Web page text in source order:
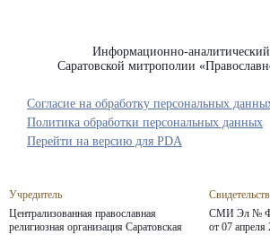
Информационно-
Саратовской митрополии
Учредитель
Централизованная православная
религиозная организация Саратовская
СМИ Эл №
от 07 апреля
Согласие на обработку персональных
Политика обработки персональных данных
Перейти на версию для PDA